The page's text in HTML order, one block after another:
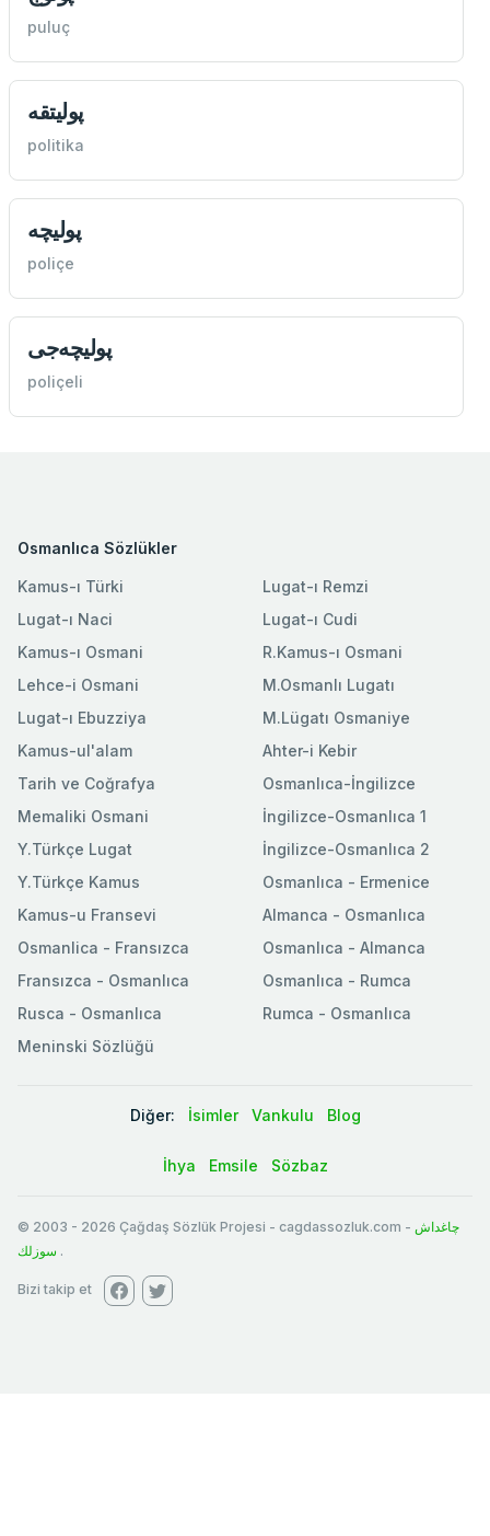
puluç
پولیتقه
politika
پولیچه
poliçe
پولیچه‌جی
poliçeli
Osmanlıca Sözlükler
Kamus-ı Türki
Lugat-ı Naci
Kamus-ı Osmani
Lehce-i Osmani
Lugat-ı Ebuzziya
Lugat-ı Remzi
Lugat-ı Cudi
R.Kamus-ı Osmani
M.Osmanlı Lugatı
M.Lügatı Osmaniye
Kamus-ul'alam
Tarih ve Coğrafya
Memaliki Osmani
Y.Türkçe Lugat
Y.Türkçe Kamus
Ahter-i Kebir
Osmanlıca-İngilizce
İngilizce-Osmanlıca 1
İngilizce-Osmanlıca 2
Osmanlıca - Ermenice
Kamus-u Fransevi
Osmanlica - Fransızca
Fransızca - Osmanlıca
Rusca - Osmanlıca
Meninski Sözlüğü
Almanca - Osmanlıca
Osmanlıca - Almanca
Osmanlıca - Rumca
Rumca - Osmanlıca
Diğer: İsimler Vankulu Blog
İhya Emsile Sözbaz
© 2003 - 2026 Çağdaş Sözlük Projesi - cagdassozluk.com - چاغداش
سوزلك .
Bizi takip et